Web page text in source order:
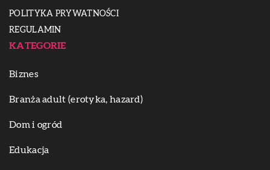
POLITYKA PRYWATNOŚCI
REGULAMIN
KATEGORIE
Biznes
Branża adult (erotyka, hazard)
Dom i ogród
Edukacja